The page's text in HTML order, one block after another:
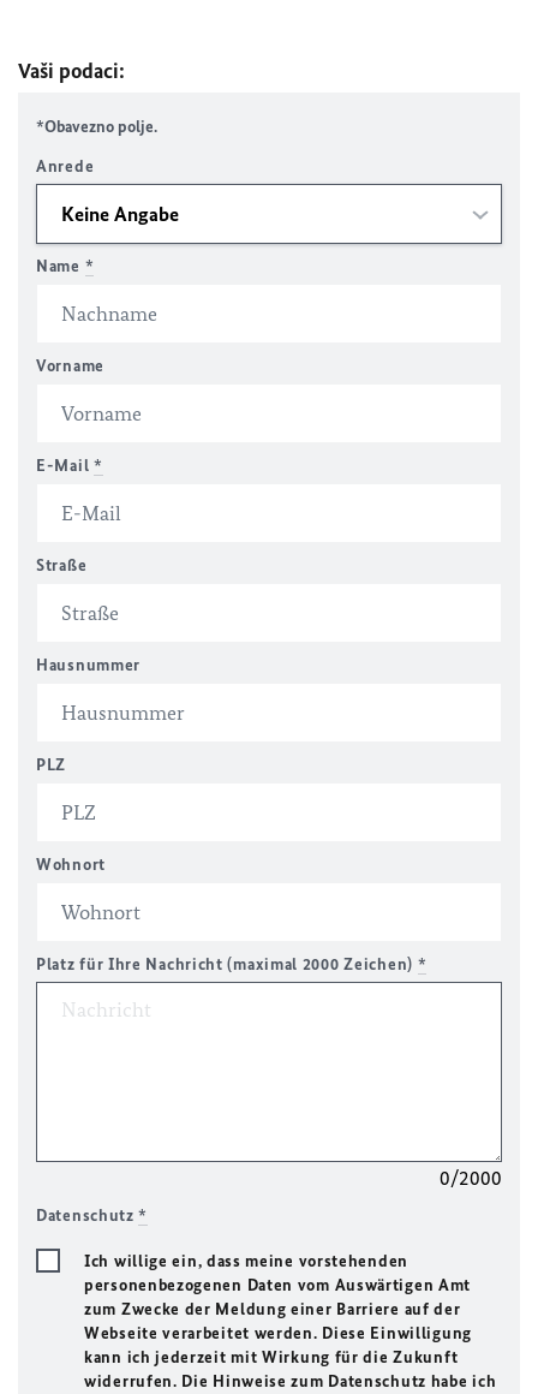
Vaši podaci:
*Obavezno polje.
Anrede
Name *
Vorname
E-Mail *
Straße
Hausnummer
PLZ
Wohnort
Platz für Ihre Nachricht (maximal 2000 Zeichen) *
0/2000
Datenschutz*
Ich willige ein, dass meine vorstehenden
personenbezogenen Daten vom Auswärtigen Amt
zum Zwecke der Meldung einer Barriere auf der
Webseite verarbeitet werden. Diese Einwilligung
kann ich jederzeit mit Wirkung für die Zukunft
widerrufen. Die Hinweise zum Datenschutz habe ich